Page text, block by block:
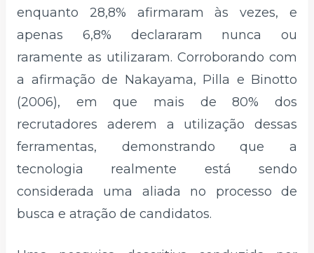
enquanto 28,8% afirmaram às vezes, e
apenas 6,8% declararam nunca ou
raramente as utilizaram. Corroborando com
a afirmação de Nakayama, Pilla e Binotto
(2006), em que mais de 80% dos
recrutadores aderem a utilização dessas
ferramentas, demonstrando que a
tecnologia realmente está sendo
considerada uma aliada no processo de
busca e atração de candidatos.